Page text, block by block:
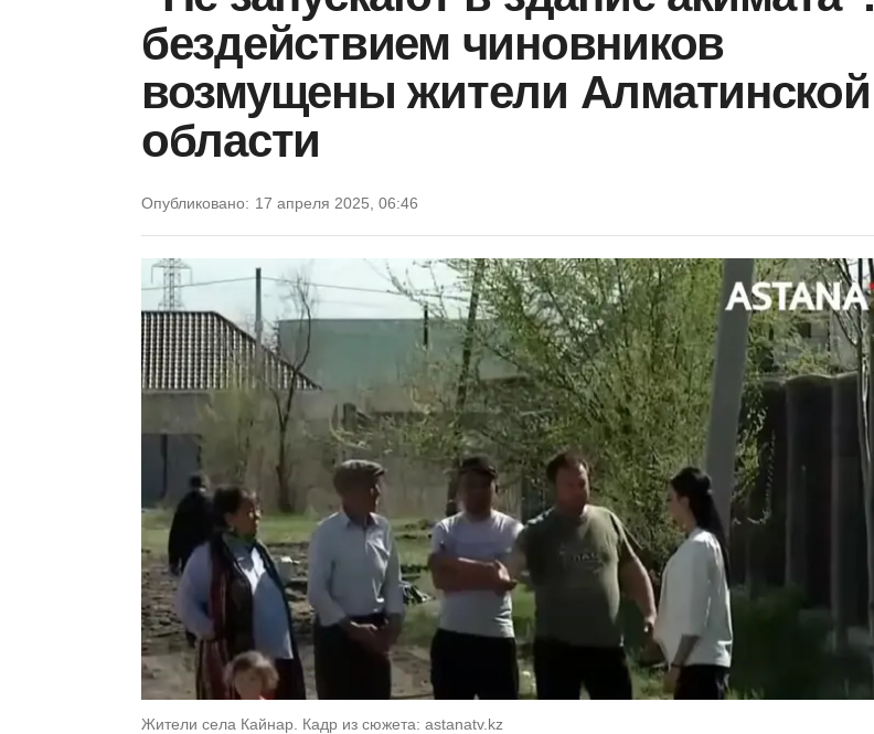
бездействием чиновников
возмущены жители Алматинской
области
Опубликовано: 17 апреля 2025, 06:46
Жители села Кайнар. Кадр из сюжета: astanatv.kz